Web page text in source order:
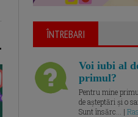
ÎNTREBARI
Voi iubi al
primul?
Pentru mine
de așteptări și o
Sunt însărc... |